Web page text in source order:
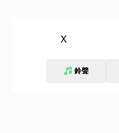
X
鈴聲